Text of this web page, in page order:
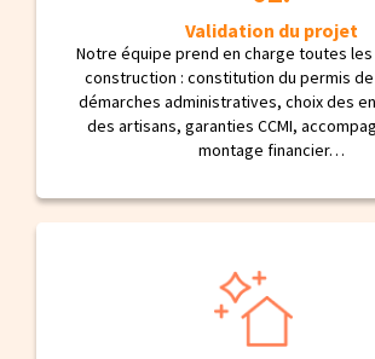
Validation du projet
Notre équipe prend en charge toutes
construction : constitution du permis
démarches administratives, choix des
des artisans, garanties CCMI,
montage financier…